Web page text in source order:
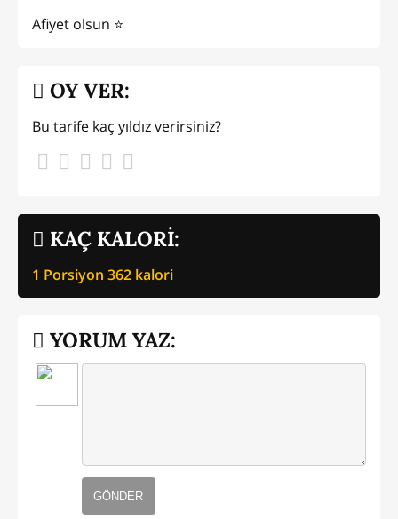
Afiyet olsun ⭐️
KAÇ KALORİ:
1 Porsiyon 362 kalori
OY VER:
Bu tarife kaç yıldız verirsiniz?
YORUM YAZ:
GÖNDER